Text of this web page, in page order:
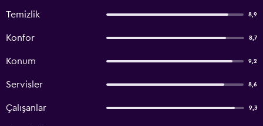
Temizlik 8,9
Konfor 8,7
Konum 9,2
Servisler 8,6
Çalışanlar 9,3